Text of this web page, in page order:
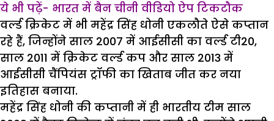
ये भी पढ़ें- भारत में बैन चीनी वीडियो ऐप टिकटौक
वर्ल्ड क्रिकेट में भी महेंद्र सिंह धोनी एकलौते ऐसे कप्तान
रहे हैं, जिन्होंने साल 2007 में आईसीसी का वर्ल्ड टी20,
साल 2011 में क्रिकेट वर्ल्ड कप और साल 2013 में
आईसीसी चैंपियंस ट्रॉफी का खिताब जीत कर नया
इतिहास बनाया.
महेंद्र सिंह धोनी की कप्तानी में ही भारतीय टीम साल